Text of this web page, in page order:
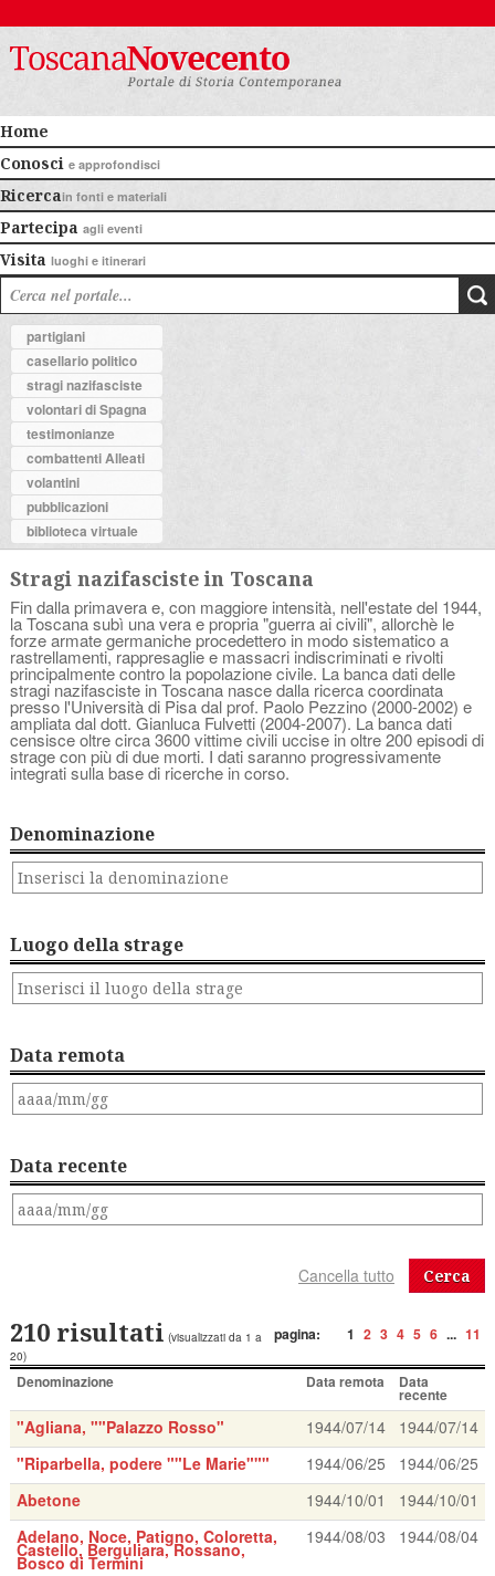
Home
Conosci e approfondisci
Ricercain fonti e materiali
Partecipa agli eventi
Visita luoghi e itinerari
partigiani
casellario politico
stragi nazifasciste
volontari di Spagna
testimonianze
combattenti Alleati
volantini
pubblicazioni
biblioteca virtuale
Stragi nazifasciste in Toscana
Fin dalla primavera e, con maggiore intensità, nell'estate del 1944,
la Toscana subì una vera e propria "guerra ai civili", allorchè le
forze armate germaniche procedettero in modo sistematico a
rastrellamenti, rappresaglie e massacri indiscriminati e rivolti
principalmente contro la popolazione civile. La banca dati delle
stragi nazifasciste in Toscana nasce dalla ricerca coordinata
presso l'Università di Pisa dal prof. Paolo Pezzino (2000-2002) e
ampliata dal dott. Gianluca Fulvetti (2004-2007). La banca dati
censisce oltre circa 3600 vittime civili uccise in oltre 200 episodi di
strage con più di due morti. I dati saranno progressivamente
integrati sulla base di ricerche in corso.
Denominazione
Luogo della strage
Data remota
Data recente
Cerca
pagina: 1 2 3 4 5 6 ... 11
210 risultati (visualizzati da 1 a
20)
Denominazione Data remota Data
recente
"Agliana, ""Palazzo Rosso" 1944/07/14
1944/07/14
"Riparbella, podere ""Le Marie"""
1944/06/25
1944/06/25
Abetone
1944/10/01
1944/10/01
Adelano, Noce, Patigno, Coloretta,
Castello, Berguliara, Rossano,
Bosco di Termini
1944/08/03 1944/08/04